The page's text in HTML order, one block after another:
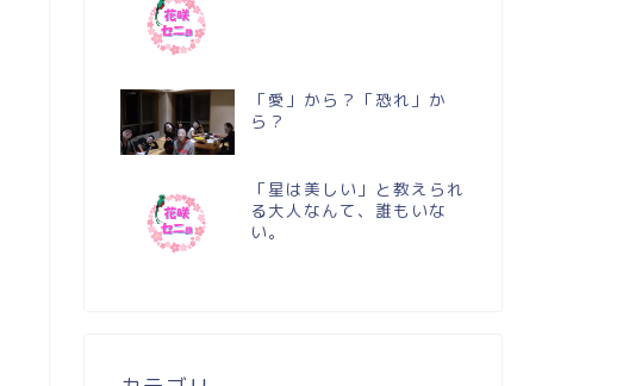
「愛」から？「恐れ」か
ら？
「星は美しい」と教えられ
る大人なんて、誰もいな
い。